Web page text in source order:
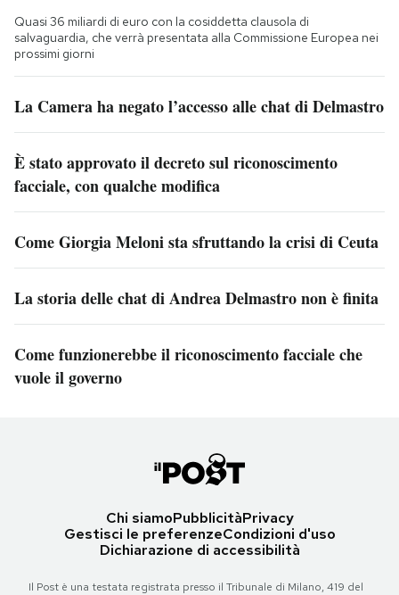
Quasi 36 miliardi di euro con la cosiddetta clausola di
salvaguardia, che verrà presentata alla Commissione Europea nei
prossimi giorni
La Camera ha negato l’accesso alle chat di Delmastro
È stato approvato il decreto sul riconoscimento
facciale, con qualche modifica
Come Giorgia Meloni sta sfruttando la crisi di Ceuta
La storia delle chat di Andrea Delmastro non è finita
Come funzionerebbe il riconoscimento facciale che
vuole il governo
Chi siamoPubblicitàPrivacy
Gestisci le preferenzeCondizioni d'uso
Dichiarazione di accessibilità
Il Post è una testata registrata presso il Tribunale di Milano, 419 del